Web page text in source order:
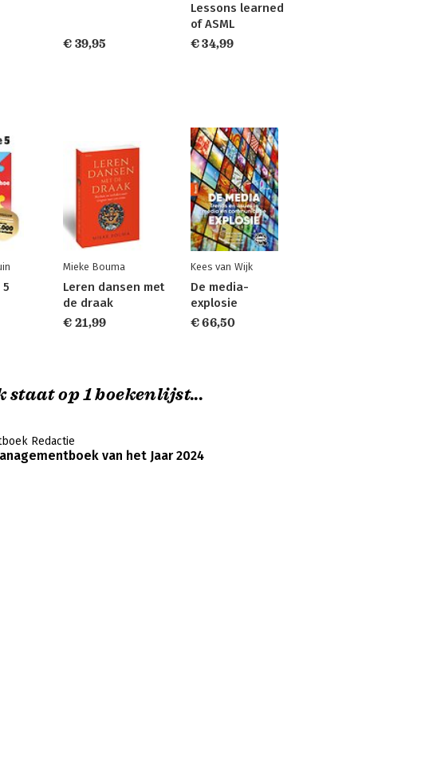
€ 39,95
Lessons learned
of ASML
€ 34,99
Mieke Bouma
Leren dansen met
de draak
€ 21,99
Kees van Wijk
De media-
explosie
€ 66,50
staat op 1 boekenlijst...
Redactie
van het Jaar 2024